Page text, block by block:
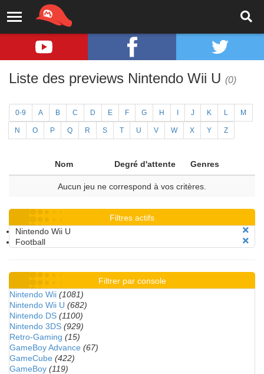
Liste des previews Nintendo Wii U (0)
0-9 A B C D E F G H J K L M
N O P Q R S T U V W X Y Z
Nom Degré d'attente Genres
Aucun jeu ne correspond à vos critères.
Filtres actifs
Nintendo Wii U
Football
Filtrer par console
Nintendo Wii (1081)
Nintendo Wii U (682)
Nintendo DS (1100)
Nintendo 3DS (929)
Retro-Gaming (15)
GameBoy Advance (67)
GameCube (422)
GameBoy (119)